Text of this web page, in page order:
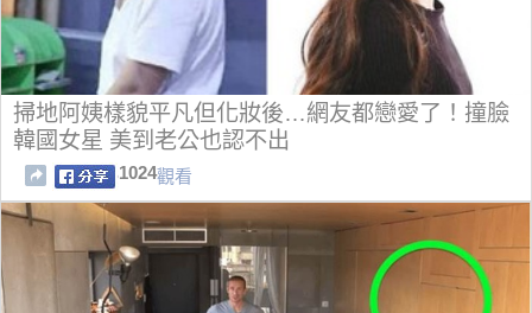
掃地阿姨樣貌平凡但化妝後…網友都戀愛了！撞臉
韓國女星 美到老公也認不出
1024觀看